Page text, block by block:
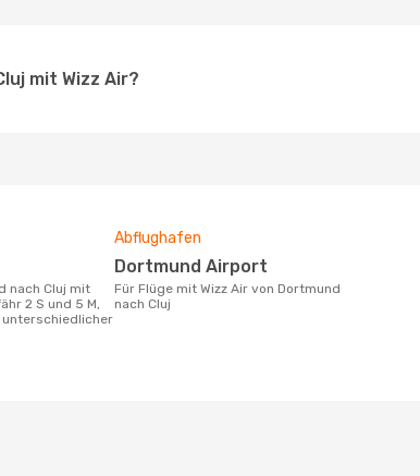
mit Wizz Air?
2 S und 5 M,
unterschiedlicher
Abflughafen
Dortmund Airport
Für Flüge mit Wizz Air von Dortmund
nach Cluj